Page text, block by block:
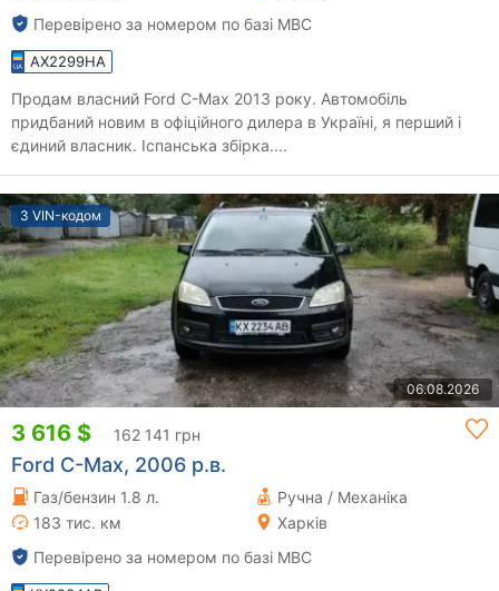
Перевірено за номером по базі МВС
AX2299HA
Продам власний Ford C-Max 2013 року. Автомобіль
придбаний новим в офіційного дилера в Україні, я перший і
єдиний власник. Іспанська збірка....
З VIN-кодом
06.08.2026
3 616 $ 162 141 грн
Ford C-Max, 2006 р.в.
Газ/бензин 1.8 л.
Ручна / Механіка
183 тис. км
Харків
Перевірено за номером по базі МВС